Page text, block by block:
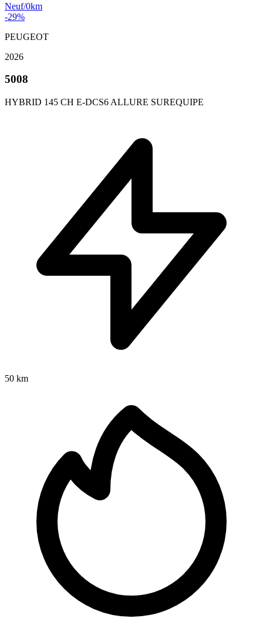
Neuf/0km
-29%
PEUGEOT
2026
5008
HYBRID 145 CH E-DCS6 ALLURE SUREQUIPE
50 km